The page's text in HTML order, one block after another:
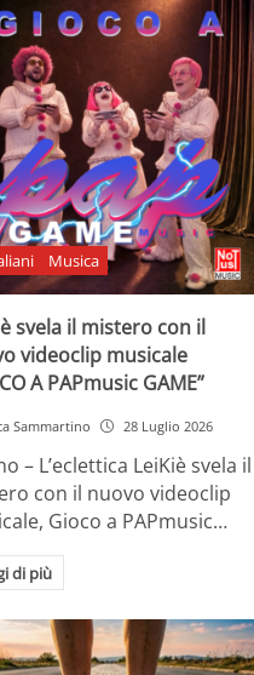
Musica
svela il mistero con il
videoclip musicale
A PAPmusic GAME”
Sammartino 28 Luglio 2026
– L’eclettica LeiKiè svela il
con il nuovo videoclip
Gioco a PAPmusic…
di più